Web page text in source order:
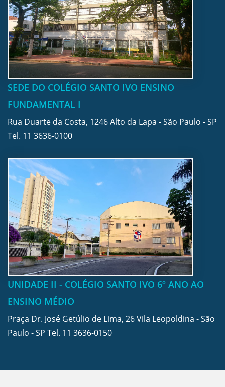
SEDE DO COLÉGIO SANTO IVO ENSINO
FUNDAMENTAL I
Rua Duarte da Costa, 1246 Alto da Lapa - São Paulo - SP
Tel. 11 3636-0100
UNIDADE II - COLÉGIO SANTO IVO 6º ANO AO
ENSINO MÉDIO
Praça Dr. José Getúlio de Lima, 26 Vila Leopoldina - São
Paulo - SP Tel. 11 3636-0150